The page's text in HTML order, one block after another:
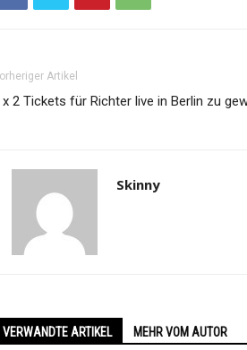
Artikel
x 2 Tickets für Richter live in Berlin zu
Skinny
VERWANDTE ARTIKEL MEHR VOM AUTOR